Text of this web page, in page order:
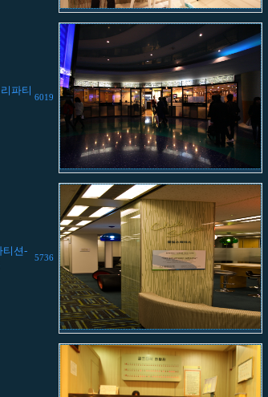
파티
6019
티션-
5736